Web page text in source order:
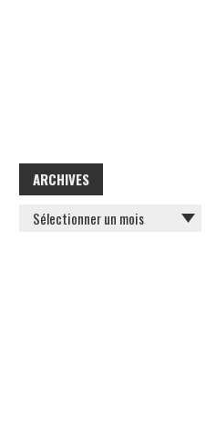
ARCHIVES
ARCHIVES